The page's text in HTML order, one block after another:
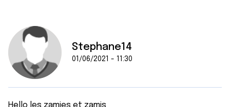
Stephane14
01/06/2021 - 11:30
Hello les zamies et zamis